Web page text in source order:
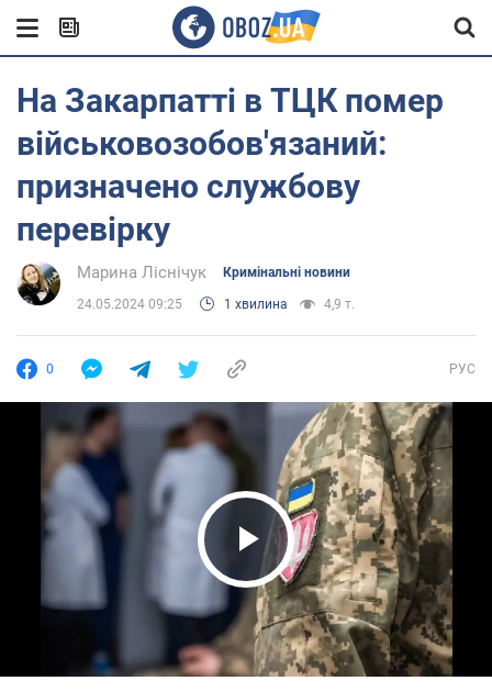
На Закарпатті в ТЦК помер
військовозобов'язаний:
призначено службову
перевірку
Марина Ліснічук Кримінальні новини
24.05.2024 09:25 1 хвилина 4,9 т.
0 РУС
Play Video